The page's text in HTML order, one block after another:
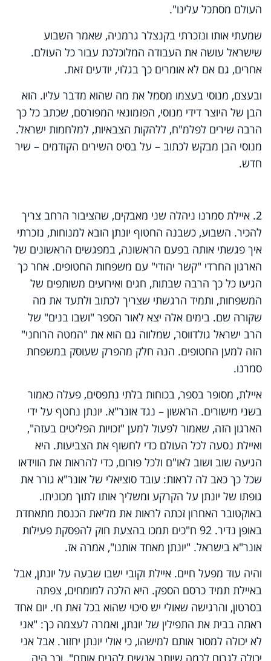
העולם מסתכל עלינו".
שמעתי אותו ונזכרתי בקנצלר גרמניה, שאמר השבוע
שישראל עושה את העבודה המלוכלכת עבור כל העולם.
אחרים, גם אם לא אומרים כך בגלוי, יודעים זאת.
ובעצם, מנוסי בעצמו מסמל את מה שהוא מדבר עליו. הוא
הבן של היוצר דידי מנוסי, הפזמונאי המפורסם, שכתב כל כך
הרבה שירים לפלמ"ח, ללהקות הצבאיות, למלחמות ישראל.
מנוסי הבן מבקש לכתוב – על בסיס השירים הקודמים – שיר
חדש.
2. איילת סמרנו ניהלה שני מאבקים, שהציבור הרחב צריך
להכיר. השבוע, כשבנה החטוף יונתן הובא למנוחות, נזכרתי
איך פגשתי אותה בפעם הראשונה, במפגשים הראשונים של
הארגון החרדי "קשר יהודי" עם משפחות החטופים. אחר כך
הגיעו כל כך הרבה שבתות, חגים ואירועים משותפים של
המשפחות, ותמיד הרגשתי שצריך לכתוב ולתעד את מה
שקורה שם. בימים אלה יצא לאור הספר "ושבו בנים" של
הרב ישראל גולדווסר, שמלווה גם הוא את "המטה הרוחני"
הזה למען החטופים. הנה חלק מהפרק שעוסק במשפחת
סמרנו.
איילת, מסופר בספר, בכוחות בלתי נתפסים, פעלה כאמור
בשני מישורים. הראשון – נגד אונר"א. יונתן נחטף על ידי
הארגון הזה, שאמור לפעול למען "זכויות הפליטים בעזה",
ואיילת נסעה לכל העולם כדי לחשוף את הצביעות. היא
הגיעה שוב ושוב לאו"ם ולכל פורום, כדי להראות את הווידאו
שכל כך כאב לה לראות: עובד סוציאלי של אונר"א גורר את
גופתו של יונתן על הקרקע ומשליך אותו לתוך מכוניתו.
באוקטובר האחרון זכתה לראות את מליאת הכנסת מתאחדת
באופן נדיר. 92 ח"כים תמכו בהצעת חוק להפסקת פעילות
אונר"א בישראל. "יונתן מאחד אותנו", אמרה אז.
והיה עוד מפעל חיים. איילת וקובי ישבו שבעה על יונתן, אבל
באיילת תמיד כרסם הספק. היא הלכה למומחים, צפתה
בסרטון, והרגישה שאולי יש סיכוי שהוא בכל זאת חי. יום אחד
ראתה בבית את התפילין של יונתן, ואמרה לעצמה כך: "אני
לא יכולה למסור אותם למישהו, כי אולי יונתן יחזור. אבל אני
יכולה לגרום לכמה שיותר אנשים להניח אותם". וכך היה.